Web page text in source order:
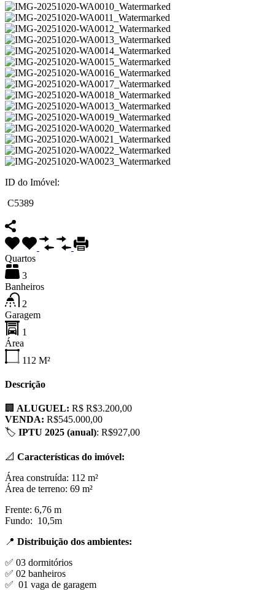
ID do Imóvel:
C5389
Quartos
3
Banheiros
2
Garagem
1
Área
112 M²
Descrição
🏢 ALUGUEL: R$ R$3.200,00
VENDA: R$545.000,00
🏷 IPTU 2025 (anual): R$927,00
📐 Características do imóvel:
Área construída: 112 m²
Área de terreno: 69 m²
Frente: 6,76 m
Fundo: 10,5m
📍 Distribuição dos ambientes:
✅ 03 dormitórios
✅ 02 banheiros
✅ 01 vaga de garagem